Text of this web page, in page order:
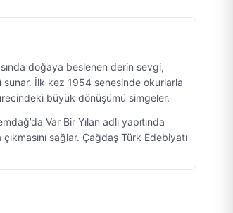
doğaya beslenen derin sevgi,
sunar. İlk kez 1954 senesinde okurlarla
büyük dönüşümü simgeler.
Var Bir Yılan adlı yapıtında
sağlar. Çağdaş Türk Edebiyatı